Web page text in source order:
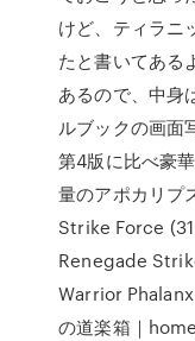
けど、ティラニ
たと書いてある
あるので、中身
ルブックの画面
第4版に比べ豪
量のアポカリプ
Strike Force
Renegade
Warrior
の道楽箱｜